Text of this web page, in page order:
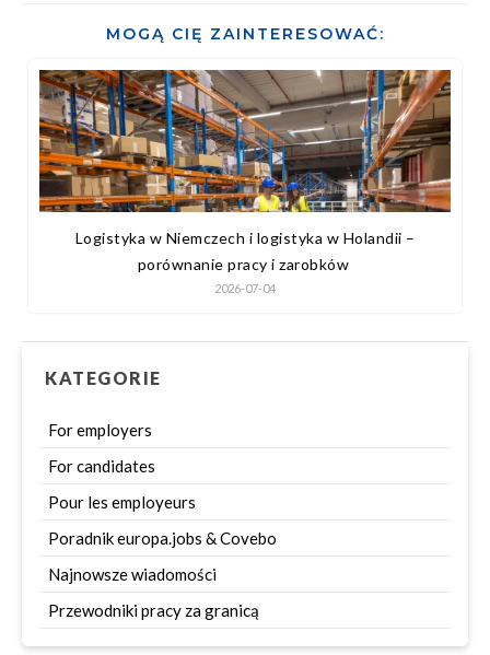
MOGĄ CIĘ ZAINTERESOWAĆ:
Logistyka w Niemczech i logistyka w Holandii –
porównanie pracy i zarobków
2026-07-04
KATEGORIE
For employers
For candidates
Pour les employeurs
Poradnik europa.jobs & Covebo
Najnowsze wiadomości
Przewodniki pracy za granicą